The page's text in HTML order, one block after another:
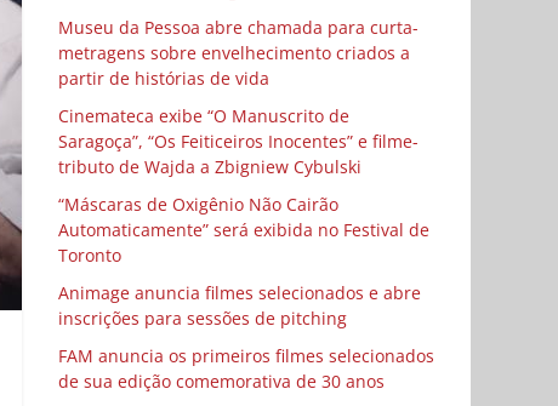
Museu da Pessoa abre chamada para curta-
metragens sobre envelhecimento criados a
partir de histórias de vida
Cinemateca exibe “O Manuscrito de
Saragoça”, “Os Feiticeiros Inocentes” e filme-
tributo de Wajda a Zbigniew Cybulski
“Máscaras de Oxigênio Não Cairão
Automaticamente” será exibida no Festival de
Toronto
Animage anuncia filmes selecionados e abre
inscrições para sessões de pitching
FAM anuncia os primeiros filmes selecionados
de sua edição comemorativa de 30 anos